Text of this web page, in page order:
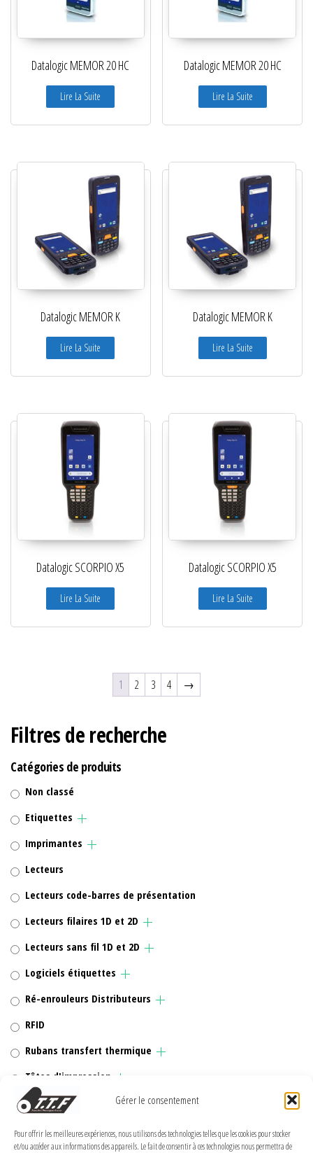
Gérer le consentement
Pour offrir les meilleures expériences, nous utilisons des technologies telles que les cookies pour stocker
et/ou accéder aux informations des appareils. Le fait de consentir à ces technologies nous permettra de
Datalogic MEMOR 20 HC
Lire La Suite
Datalogic MEMOR 20 HC
Lire La Suite
Datalogic MEMOR K
Lire La Suite
Datalogic MEMOR K
Lire La Suite
Datalogic SCORPIO X5
Lire La Suite
Datalogic SCORPIO X5
Lire La Suite
1 2 3 4 →
Filtres de recherche
Catégories de produits
Non classé
Etiquettes
Imprimantes
Lecteurs
Lecteurs code-barres de présentation
Lecteurs filaires 1D et 2D
Lecteurs sans fil 1D et 2D
Logiciels étiquettes
Ré-enrouleurs Distributeurs
RFID
Rubans transfert thermique
Têtes d'impression
MENTIONS LÉGALES